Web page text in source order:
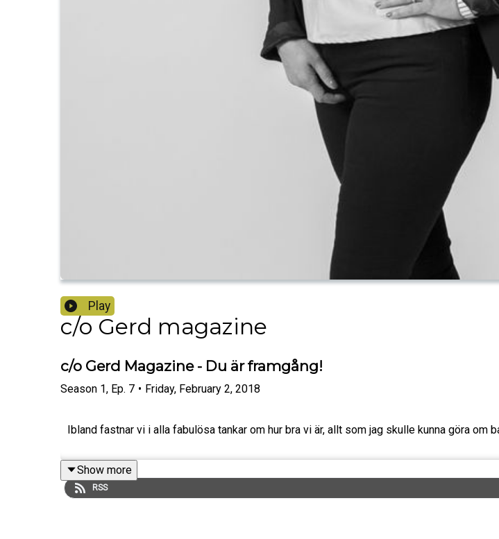
Play
c/o Gerd magazine
c/o Gerd Magazine - Du är framgång!
Season 1, Ep. 7 • Friday, February 2, 2018
Ibland fastnar vi i alla fabulösa tankar om hur bra vi är, allt som jag skulle kunna göra om
Show more
RSS